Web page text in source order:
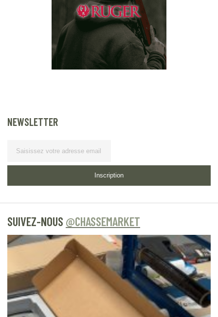
NEWSLETTER
Inscription
SUIVEZ-NOUS @CHASSEMARKET